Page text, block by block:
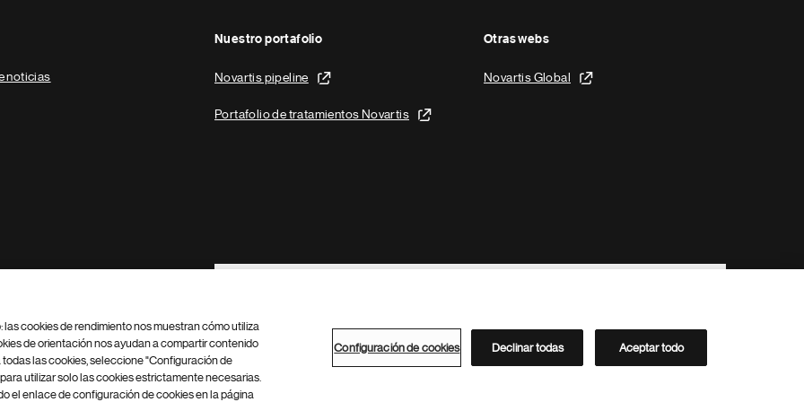
noticias
Nuestro portafolio
Novartis pipeline
Portafolio de tratamientos Novartis
Otras webs
Novartis Global
Footer Site Search
Configuración de cookies Mapa del sitio
Directorio de Novartis
cookies de rendimiento nos muestran cómo utiliza
de orientación nos ayudan a compartir contenido
las cookies, seleccione "Configuración de
utilizar solo las cookies estrictamente necesarias.
el enlace de configuración de cookies en la página
Configuración de cookies Declinar todas Aceptar todo